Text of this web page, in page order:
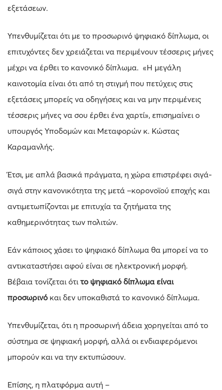
εξετάσεων.
Υπενθυμίζεται ότι με το προσωρινό ψηφιακό δίπλωμα, οι
επιτυχόντες δεν χρειάζεται να περιμένουν τέσσερις μήνες
μέχρι να έρθει το κανονικό δίπλωμα. «Η μεγάλη
καινοτομία είναι ότι από τη στιγμή που πετύχεις στις
εξετάσεις μπορείς να οδηγήσεις και να μην περιμένεις
τέσσερις μήνες να σου έρθει ένα χαρτί», επισημαίνει ο
υπουργός Υποδομών και Μεταφορών κ. Κώστας
Καραμανλής.
Έτσι, με απλά βασικά πράγματα, η χώρα επιστρέφει σιγά-
σιγά στην κανονικότητα της μετά –κορονοϊού εποχής και
αντιμετωπίζονται με επιτυχία τα ζητήματα της
καθημερινότητας των πολιτών.
Εάν κάποιος χάσει το ψηφιακό δίπλωμα θα μπορεί να το
αντικαταστήσει αφού είναι σε ηλεκτρονική μορφή.
Βέβαια τονίζεται ότι το ψηφιακό δίπλωμα είναι
προσωρινόκαι δεν υποκαθιστά το κανονικό δίπλωμα.
Υπενθυμίζεται, ότι η προσωρινή άδεια χορηγείται από το
σύστημα σε ψηφιακή μορφή, αλλά οι ενδιαφερόμενοι
μπορούν και να την εκτυπώσουν.
Επίσης, η πλατφόρμα αυτή –